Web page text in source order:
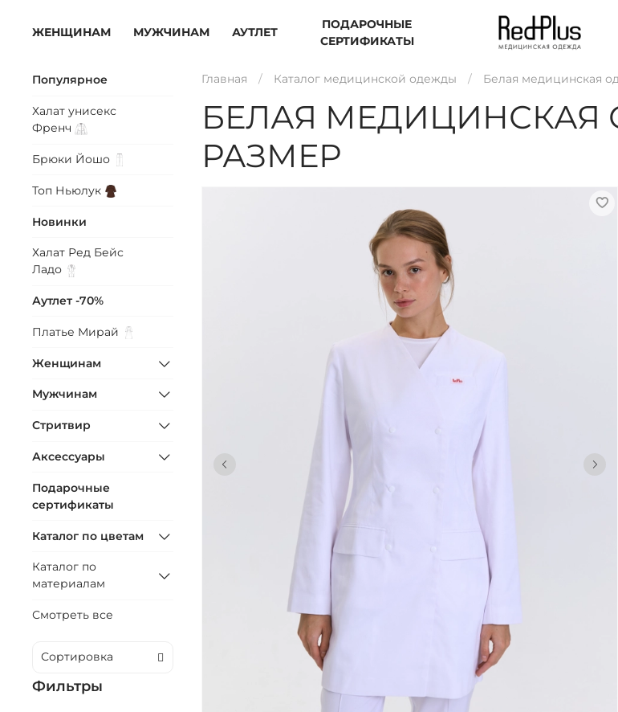
ЖЕНЩИНАМ МУЖЧИНАМ АУТЛЕТ
ПОДАРОЧНЫЕ
СЕРТИФИКАТЫ
Главная Каталог медицинской одежды Белая медицинская
БЕЛАЯ МЕДИЦИНСКАЯ
РАЗМЕР
Популярное
Халат унисекс
Френч
Брюки Йошо
Топ Ньюлук
Новинки
Халат Ред Бейс
Ладо
Аутлет -70%
Платье Мирай
Женщинам
Мужчинам
Стритвир
Аксессуары
Подарочные
сертификаты
Каталог по цветам
Каталог по
материалам
Смотреть все
Фильтры